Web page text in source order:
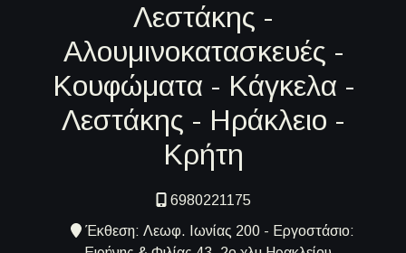
Λεστάκης -
Αλουμινοκατασκευές -
Κουφώματα - Κάγκελα -
Λεστάκης - Ηράκλειο -
Κρήτη
6980221175
Έκθεση: Λεωφ. Ιωνίας 200 - Εργοστάσιο: